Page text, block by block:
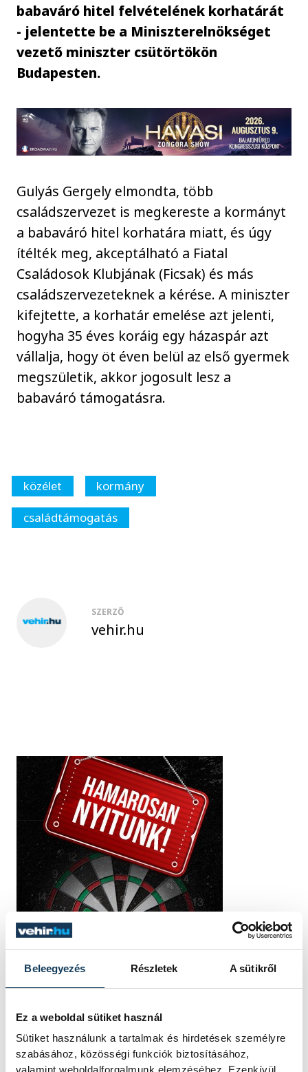
Beleegyezés Részletek A sütikről
Ez a weboldal sütiket használ
Sütiket használunk a tartalmak és hirdetések személyre
szabásához, közösségi funkciók biztosításához,
babaváró hitel felvételének korhatárát
- jelentette be a Miniszterelnökséget
vezető miniszter csütörtökön
Budapesten.
Gulyás Gergely elmondta, több
családszervezet is megkereste a kormányt
a babaváró hitel korhatára miatt, és úgy
ítélték meg, akceptálható a Fiatal
Családosok Klubjának (Ficsak) és más
családszervezeteknek a kérése. A miniszter
kifejtette, a korhatár emelése azt jelenti,
hogyha 35 éves koráig egy házaspár azt
vállalja, hogy öt éven belül az első gyermek
megszületik, akkor jogosult lesz a
babaváró támogatásra.
közélet
kormány
családtámogatás
SZERZŐ
vehir.hu